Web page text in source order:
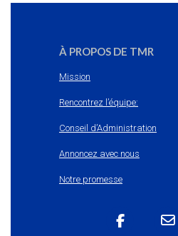
À PROPOS DE TMR
Mission
Rencontrez l’équipe:
Conseil d’Administration
Annoncez avec nous
Notre promesse